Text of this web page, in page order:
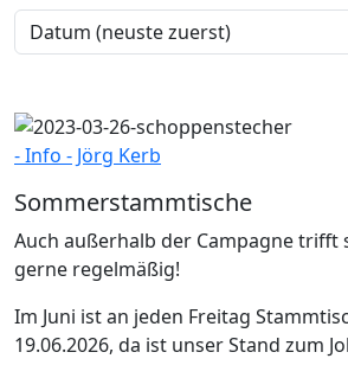
- Info - Jörg Kerb
Sommerstammtische
Auch außerhalb der Campagne trifft
gerne regelmäßig!
Im Juni ist an jeden Freitag
19.06.2026, da ist unser Stand zum